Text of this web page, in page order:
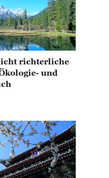
richterliche
und